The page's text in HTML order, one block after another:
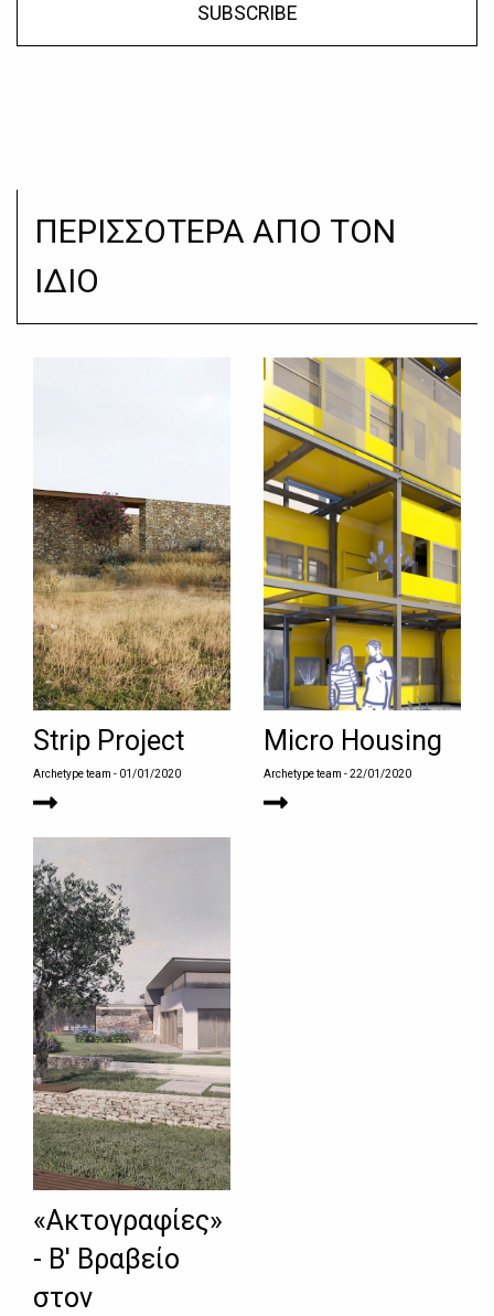
SUBSCRIBE
ΠΕΡΙΣΣΟΤΕΡΑ ΑΠΟ ΤΟΝ
ΙΔΙΟ
Strip Project
Archetype team - 01/01/2020
Micro Housing
Archetype team - 22/01/2020
«Ακτογραφίες»
- Β' Βραβείο
στον